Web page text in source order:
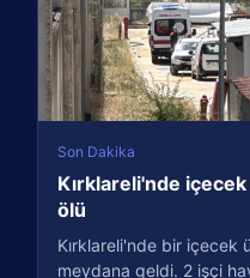
Son Dakika
Kırklareli'nde
ölü
Kırklareli'nde bir içecek
meydana geldi. 2 işçi